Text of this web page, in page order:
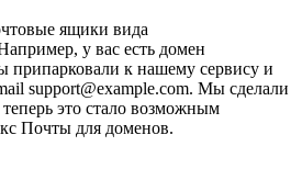
ящики вида
у вас есть домен
припарковали к нашему сервису и
support@example.com. Мы сделали
это стало возможным
Почты для доменов.